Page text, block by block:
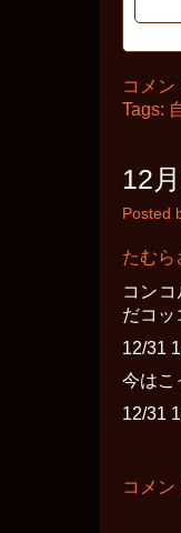
2014
年
1
日
の
ロ
コメン
Tags:
12
Posted
たむら
コン
だコッ
12/31
今はこ
12/31
12
コメン